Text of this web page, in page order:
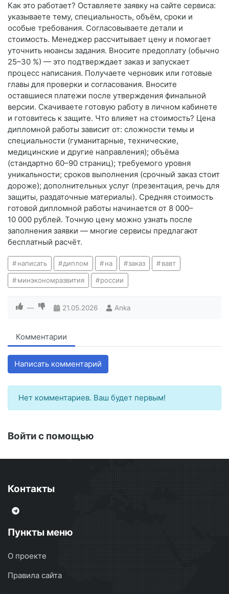
Как это работает? Оставляете заявку на сайте сервиса:
указываете тему, специальность, объём, сроки и
особые требования. Согласовываете детали и
стоимость. Менеджер рассчитывает цену и помогает
уточнить нюансы задания. Вносите предоплату (обычно
25–30 %) — это подтверждает заказ и запускает
процесс написания. Получаете черновик или готовые
главы для проверки и согласования. Вносите
оставшиеся платежи после утверждения финальной
версии. Скачиваете готовую работу в личном кабинете
и готовитесь к защите. Что влияет на стоимость? Цена
дипломной работы зависит от: сложности темы и
специальности (гуманитарные, технические,
медицинские и другие направления); объёма
(стандартно 60–90 страниц); требуемого уровня
уникальности; сроков выполнения (срочный заказ стоит
дороже); дополнительных услуг (презентация, речь для
защиты, раздаточные материалы). Средняя стоимость
готовой дипломной работы начинается от 8 000–
10 000 рублей. Точную цену можно узнать после
заполнения заявки — многие сервисы предлагают
бесплатный расчёт.
написать диплом на заказ вавт
минэкономразвития россии
— 21.05.2026 Anka
Комментарии
Написать комментарий
Нет комментариев. Ваш будет первым!
Войти с помощью
Контакты
Пункты меню
О проекте
Правила сайта